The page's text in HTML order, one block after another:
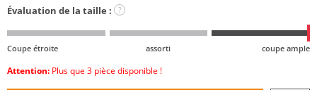
Évaluation de la taille : ?
Coupe étroite assorti coupe ample
Attention: Plus que 3 pièce disponible !